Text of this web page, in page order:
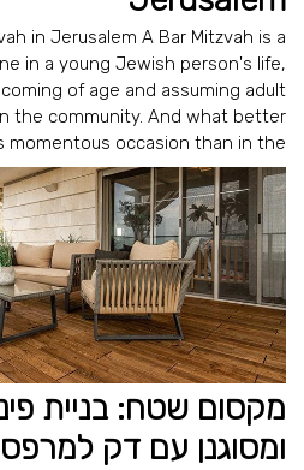
in Jerusalem A Bar Mitzvah is a
in a young Jewish person's life,
of age and assuming adult
the community. And what better
occasion than in the...
מקסום שטח: בניית
ומסוגנן עם דק